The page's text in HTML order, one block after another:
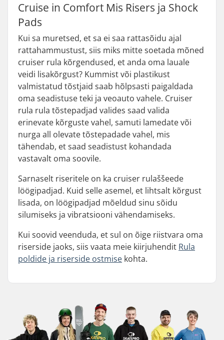
Cruise in Comfort Mis Risers ja Shock
Pads
Kui sa muretsed, et sa ei saa rattasõidu ajal
rattahammustust, siis miks mitte soetada mõned
cruiser rula kõrgendused, et anda oma lauale
veidi lisakõrgust? Kummist või plastikust
valmistatud tõstjaid saab hõlpsasti paigaldada
oma seadistuse teki ja veoauto vahele. Cruiser
rula rula tõstepadjad valides saad valida
erinevate kõrguste vahel, samuti lamedate või
nurga all olevate tõstepadade vahel, mis
tähendab, et saad seadistust kohandada
vastavalt oma soovile.
Sarnaselt riseritele on ka cruiser rulaššeede
löögipadjad. Kuid selle asemel, et lihtsalt kõrgust
lisada, on löögipadjad mõeldud sinu sõidu
silumiseks ja vibratsiooni vähendamiseks.
Kui soovid veenduda, et sul on õige riistvara oma
riserside jaoks, siis vaata meie kiirjuhendit Rula
poldide ja riserside ostmise kohta.